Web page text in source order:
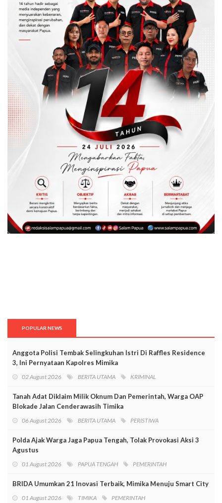
POPULAR NEWS
Anggota Polisi Tembak Selingkuhan Istri Di Raffles Residence
3, Ini Pernyataan Kapolres Mimika
02 August 2026 BERITA UTAMA KRIMINAL
Tanah Adat Diklaim Milik Oknum Dan Pemerintah, Warga OAP
Blokade Jalan Cenderawasih Timika
06 August 2026 BERITA UTAMA PERISTIWA
Polda Ajak Warga Jaga Papua Tengah, Tolak Provokasi Aksi 3
Agustus
01 August 2026 PAPUA TENGAH PEMERINTAH
BRIDA Umumkan 21 Inovasi Terbaik, Mimika Menuju Smart City
01 August 2026 TIMIKA PEMERINTAH